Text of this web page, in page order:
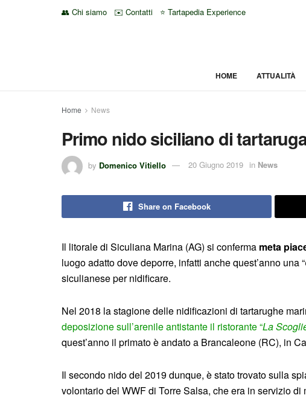
👥 Chi siamo ✉️ Contatti ⭐ Tartapedia Experience
HOME ATTUALITÀ
Home News
Primo nido siciliano di
by Domenico Vitiello 20 Giugno 2019 in News
Share on Facebook
Il litorale di Siculiana Marina (AG) si conferma meta
luogo adatto dove deporre, infatti anche quest’anno una “
siculianese per nidificare.
Nel 2018 la stagione delle nidificazioni di tartarughe
deposizione sull’arenile antistante il ristorante “La
quest’anno il primato è andato a Brancaleone (RC), in
Il secondo nido del 2019 dunque, è stato trovato sulla
volontario del WWF di Torre Salsa, che era in servizio di